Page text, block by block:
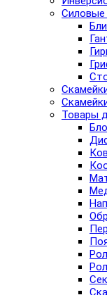
Силовые
Товары